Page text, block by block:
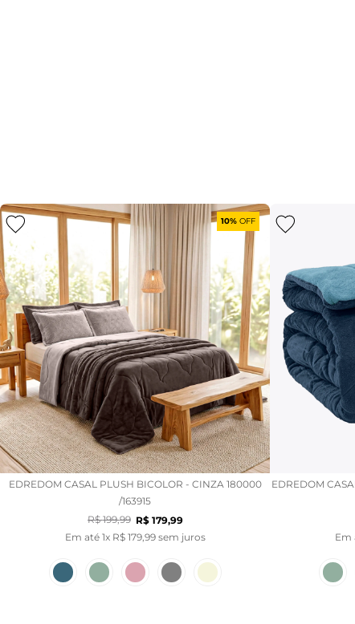
10% OFF
EDREDOM CASAL PLUSH BICOLOR - CINZA 180000
/163915
R$ 199,99 R$ 179,99
Em até 1x R$ 179, 99sem juros
EDREDOM
Em